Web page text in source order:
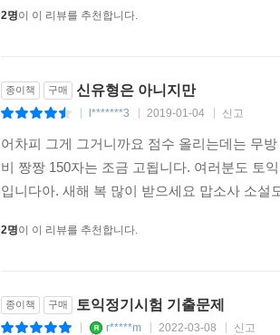
2명이 이 리뷰를 추천합니다.
종이책 구매 신유형은 아니지만
l*******3 2019-01-04 신고
어차피 그게 그거니까요 점수 올리는데는 무
비 짱짱 150자는 조금 고됩니다. 여러분도 토
입니다아. 새해 복 많이 받으세요 맙소사 소
2명이 이 리뷰를 추천합니다.
종이책 구매 토익정기시험 기출문제
r*****m 2022-03-08 신고